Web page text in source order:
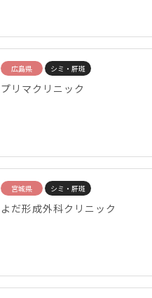
広島県 シミ・肝斑
プリマクリニック
宮城県 シミ・肝斑
よだ形成外科クリニック